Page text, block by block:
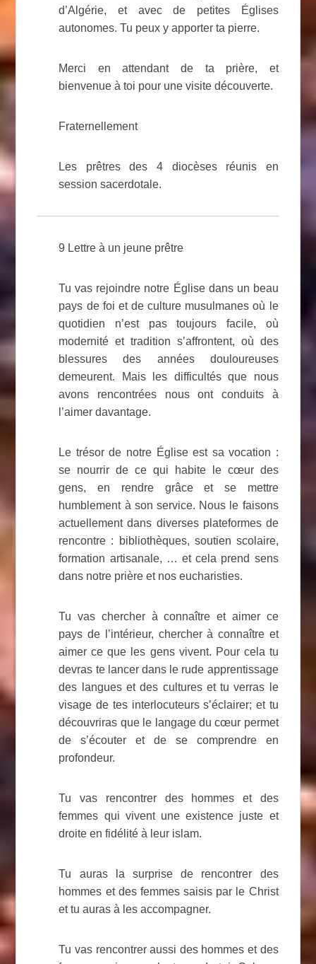
d’Algérie, et avec de petites Églises
autonomes. Tu peux y apporter ta pierre.
Merci en attendant de ta prière, et
bienvenue à toi pour une visite découverte.
Fraternellement
Les prêtres des 4 diocèses réunis en
session sacerdotale.
9 Lettre à un jeune prêtre
Tu vas rejoindre notre Église dans un beau
pays de foi et de culture musulmanes où le
quotidien n’est pas toujours facile, où
modernité et tradition s’affrontent, où des
blessures des années douloureuses
demeurent. Mais les difficultés que nous
avons rencontrées nous ont conduits à
l’aimer davantage.
Le trésor de notre Église est sa vocation :
se nourrir de ce qui habite le cœur des
gens, en rendre grâce et se mettre
humblement à son service. Nous le faisons
actuellement dans diverses plateformes de
rencontre : bibliothèques, soutien scolaire,
formation artisanale, … et cela prend sens
dans notre prière et nos eucharisties.
Tu vas chercher à connaître et aimer ce
pays de l’intérieur, chercher à connaître et
aimer ce que les gens vivent. Pour cela tu
devras te lancer dans le rude apprentissage
des langues et des cultures et tu verras le
visage de tes interlocuteurs s’éclairer; et tu
découvriras que le langage du cœur permet
de s’écouter et de se comprendre en
profondeur.
Tu vas rencontrer des hommes et des
femmes qui vivent une existence juste et
droite en fidélité à leur islam.
Tu auras la surprise de rencontrer des
hommes et des femmes saisis par le Christ
et tu auras à les accompagner.
Tu vas rencontrer aussi des hommes et des